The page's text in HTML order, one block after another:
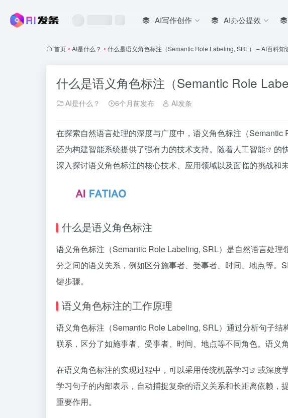
AI写作创作 AI办公提效
首页 • AI是什么？ • 什么是语义角色标注（Semantic Role Labeling, SRL） – AI百科知
什么是语义角色标注（Semantic Role
AI是什么？ 6个月前发布 AI发条
在探索自然语言处理的深度与广度中，语义角色标注（
还为构建智能系统提供了强有力的技术支持。随着人工智能
的
深入探讨语义角色标注的核心技术、应用领域以及面临的挑战和未
什么是语义角色标注
语义角色标注（Semantic Role Labeling, SRL）是自然语言处
分之间的语义关系，例如区分施事者、受事者、时间、地点等
键步骤。
语义角色标注的工作原理
语义角色标注（Semantic Role Labeling, SRL）通过分析句子
联系，区分了如施事者、受事者、时间、地点等不同角色。语义
在语义角色标注的实现过程中，可以采用传统机器学习 或深度
学习句子的内部表示，自动捕捉复杂的语义关系和长距离依赖
重要作用。